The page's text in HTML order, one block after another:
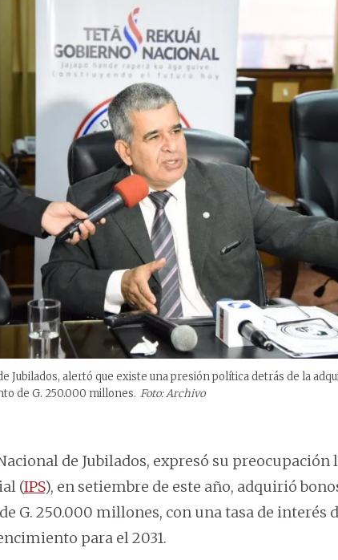
Jubilados, alertó que existe una presión política detrás de la
de G. 250.000 millones. Foto: Archivo
de Jubilados, expresó su preocupación
(IPS), en setiembre de este año, adquirió
G. 250.000 millones, con una tasa de interés
para el 2031.